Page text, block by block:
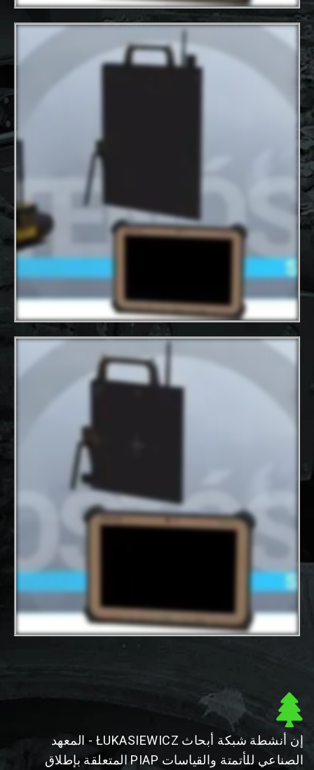
إن أنشطة شبكة أبحاث ŁUKASIEWICZ - المعهد
الصناعي للأتمتة والقياسات PIAP المتعلقة بإطلاق